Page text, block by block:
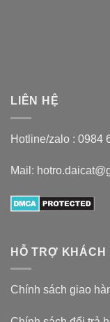
LIÊN HỆ
Hotline/zalo : 0984
Mail:
HỖ TRỢ KHÁCH
Chính sách giao